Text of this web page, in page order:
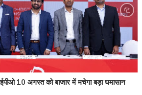
10 अगस्त को बाजार में मचेगा बड़ा घमासान